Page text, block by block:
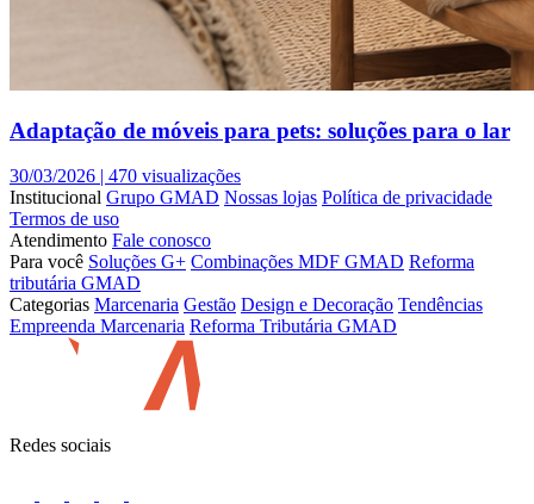
Adaptação de móveis para pets: soluções para o lar
30/03/2026 | 470 visualizações
Institucional Grupo GMAD Nossas lojas Política de privacidade
Termos de uso
Atendimento Fale conosco
Para você Soluções G+ Combinações MDF GMAD Reforma
tributária GMAD
Categorias Marcenaria Gestão Design e Decoração Tendências
Empreenda Marcenaria Reforma Tributária GMAD
Redes sociais